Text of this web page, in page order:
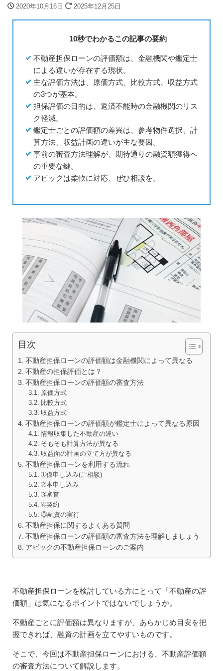
2020年10月16日 2025年12月25日
10秒でわかるこの記事の要約
不動産担保ローンの評価額は、金融機関や鑑定士
による違いが存在する現状。
主な評価方法は、原価方式、比較方式、収益方式
の3つが基本。
担保評価の目的は、返済不能時の金融機関のリス
ク軽減。
鑑定士ごとの評価額の差異は、参考物件選択、計
算方法、収益計画の違いが主な要因。
事前の審査方法理解が、期待通りの融資額獲得へ
の重要な鍵。
アビックは柔軟に対応、ぜひ相談を。
目次
不動産担保ローンの評価額は金融機関によって異なる
不動産の担保評価とは？
不動産担保ローンの評価額の審査方法
原価方式
比較方式
収益方式
不動産担保ローンの評価額が鑑定士によって異なる原因
情報収集した不動産の違い
そもそも計算方法が異なる
収益面の計画の立て方が異なる
不動産担保ローンを利用する流れ
➀仮申し込み(ご相談)
➁本申し込み
➂審査
➃契約
⑤融資の実行
不動産担保に関するよくある質問
不動産担保ローンの評価額の審査方法を理解しましょう
アビックの不動産担保ローンのご案内
不動産担保ローンを検討している方にとって「不動産の評
価額」は気になるポイントではないでしょうか。
不動産ごとに評価額は異なりますが、あらかじめ目安を把
握できれば、融資の計画を立てやすいものです。
そこで、今回は不動産担保ローンにおける、不動産評価額
の審査方法について解説します。